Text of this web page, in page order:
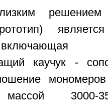
каучук -
массой 3000-